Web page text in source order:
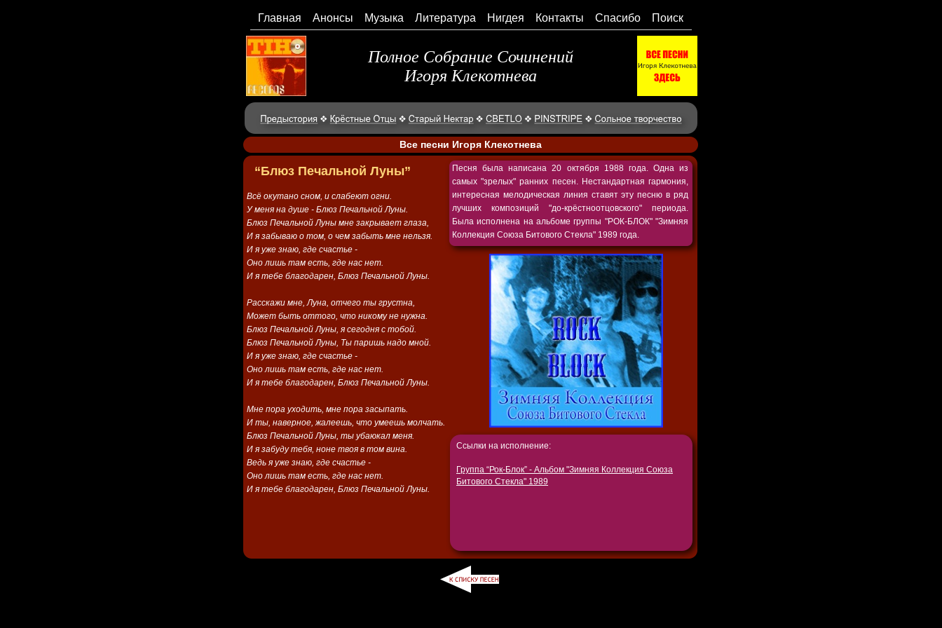
Главная Анонсы Музыка Литература Нигдея Контакты Спасибо Поиск
Полное Собрание Сочинений
Игоря Клекотнева
Все песни Игоря Клекотнева
Песня была написана 20 октября 1988 года. Одна из
самых "зрелых" ранних песен. Нестандартная гармония,
интересная мелодическая линия ставят эту песню в ряд
лучших композиций "до-крёстноотцовского" периода.
Была исполнена на альбоме группы "РОК-БЛОК""Зимняя
Коллекция Союза Битового Стекла" 1989 года.
Всё окутано сном, и слабеют огни.
У меня на душе - Блюз Печальной Луны.
Блюз Печальной Луны мне закрывает глаза,
И я забываю о том, о чем забыть мне нельзя.
И я уже знаю, где счастье -
Оно лишь там есть, где нас нет.
И я тебе благодарен, Блюз Печальной Луны.
Расскажи мне, Луна, отчего ты грустна,
Может быть оттого, что никому не нужна.
Блюз Печальной Луны, я сегодня с тобой.
Блюз Печальной Луны, Ты паришь надо мной.
И я уже знаю, где счастье -
Оно лишь там есть, где нас нет.
И я тебе благодарен, Блюз Печальной Луны.
Мне пора уходить, мне пора засыпать.
И ты, наверное, жалеешь, что умеешь молчать.
Блюз Печальной Луны, ты убаюкал меня.
И я забуду тебя, ноне твоя в том вина.
Ведь я уже знаю, где счастье -
Оно лишь там есть, где нас нет.
И я тебе благодарен, Блюз Печальной Луны.
“Блюз Печальной Луны”
Ссылки на исполнение:
Группа “Рок-Блок” - Альбом "Зимняя Коллекция Союза
Битового Стекла" 1989